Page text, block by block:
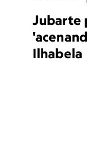
Jubarte
Ilhabela